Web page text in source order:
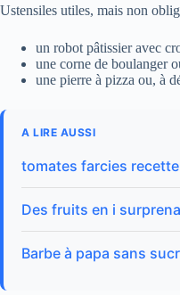
Ustensiles utiles, mais non
un robot pâtissier avec
une corne de boulanger
une pierre à pizza ou, à
A LIRE AUSSI
tomates farcies
Des fruits en i
Barbe à papa sans